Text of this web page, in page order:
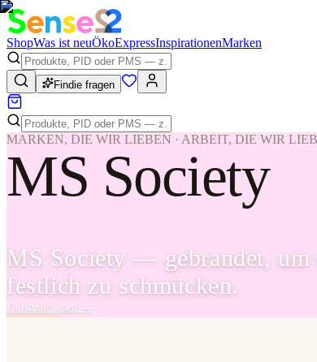
ShopWas ist neuÖkoExpressInspirationenMarken
Findie fragen
MARKEN, DIE WIR LIEBEN · ARBEIT, DIE WIR
MS Society
MS Society — gebrandet, um
festlich zu schmücken.
Fallstudie lesen →